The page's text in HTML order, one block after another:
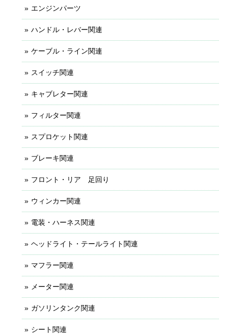
エンジンパーツ
ハンドル・レバー関連
ケーブル・ライン関連
スイッチ関連
キャブレター関連
フィルター関連
スプロケット関連
ブレーキ関連
フロント・リア 足回り
ウィンカー関連
電装・ハーネス関連
ヘッドライト・テールライト関連
マフラー関連
メーター関連
ガソリンタンク関連
シート関連